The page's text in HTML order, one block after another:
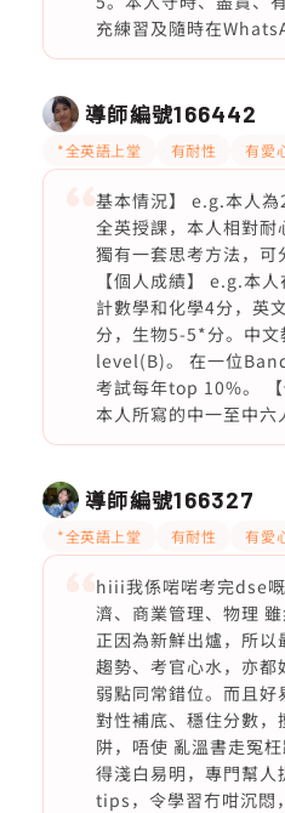
充練習及隨時在
導師編號166442
*全英語上堂 有耐性 有愛
基本情況】 e.g.本人
全英授課，本人相對
獨有一套思考方法，可
【個人成績】 e.g.本
計數學和化學4分，英
分，生物5-5*分。中文
level(B)。 在一位
考試每年top 10%。
本人所寫的中一至中六
導師編號166327
*全英語上堂 有耐性 有愛
hiii我係啱啱考完dse
濟、商業管理、物理
正因為新鮮出爐，所
趨勢、考官心水，亦
弱點同常錯位。而且
對性補底、穩住分數，
阱，唔使 亂溫書走冤
得淺白易明，專門幫
tips，令學習冇咁沉悶